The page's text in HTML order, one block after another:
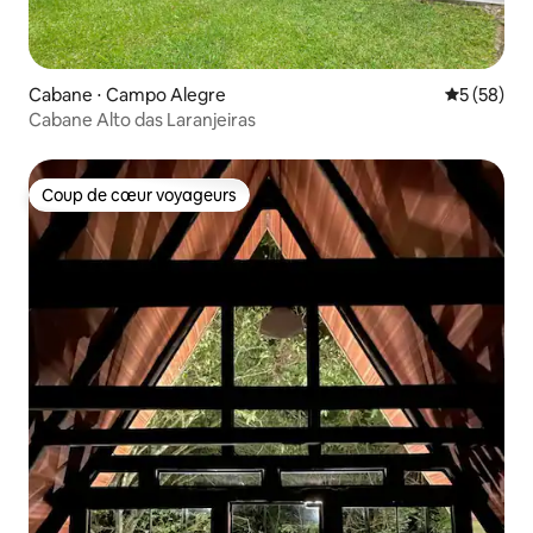
Cabane ⋅ Campo Alegre
5 (58)
Cabane Alto das Laranjeiras
Coup de cœur voyageurs
Coup de cœur voyageurs